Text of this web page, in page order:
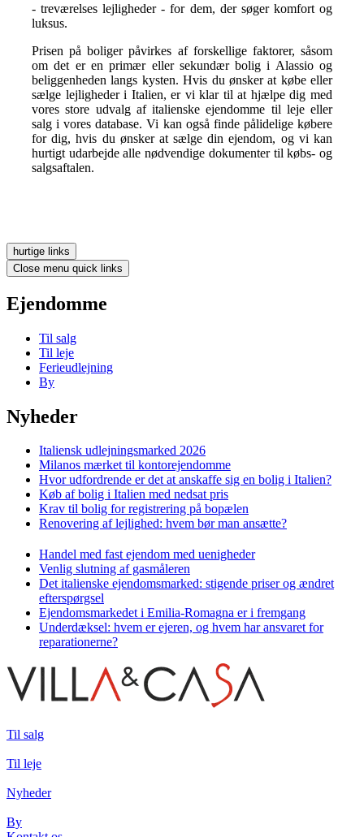
- treværelses lejligheder - for dem, der søger komfort og
luksus.
Prisen på boliger påvirkes af forskellige faktorer, såsom
om det er en primær eller sekundær bolig i Alassio og
beliggenheden langs kysten. Hvis du ønsker at købe eller
sælge lejligheder i Italien, er vi klar til at hjælpe dig med
vores store udvalg af italienske ejendomme til leje eller
salg i vores database. Vi kan også finde pålidelige købere
for dig, hvis du ønsker at sælge din ejendom, og vi kan
hurtigt udarbejde alle nødvendige dokumenter til købs- og
salgsaftalen.
hurtige links
Close menu quick links
Ejendomme
Til salg
Til leje
Ferieudlejning
By
Nyheder
Italiensk udlejningsmarked 2026
Milanos mærket til kontorejendomme
Hvor udfordrende er det at anskaffe sig en bolig i Italien?
Køb af bolig i Italien med nedsat pris
Krav til bolig for registrering på bopælen
Renovering af lejlighed: hvem bør man ansætte?
Handel med fast ejendom med uenigheder
Venlig slutning af gasmåleren
Det italienske ejendomsmarked: stigende priser og ændret
efterspørgsel
Ejendomsmarkedet i Emilia-Romagna er i fremgang
Underdæksel: hvem er ejeren, og hvem har ansvaret for
reparationerne?
Til salg
Til leje
Nyheder
By